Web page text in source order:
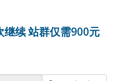
继续 站群仅需900元